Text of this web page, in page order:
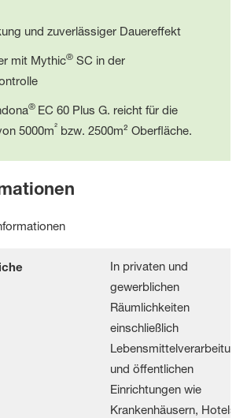
und zuverlässiger Dauereffekt
mit Mythic® SC in der
® EC 60 Plus G. reicht für die
5000m² bzw. 2500m² Oberfläche.
In privaten und
gewerblichen
Räumlichkeiten
einschließlich
Lebensmittelverarbeitung
und öffentlichen
Einrichtungen wie
Krankenhäusern, Hotels